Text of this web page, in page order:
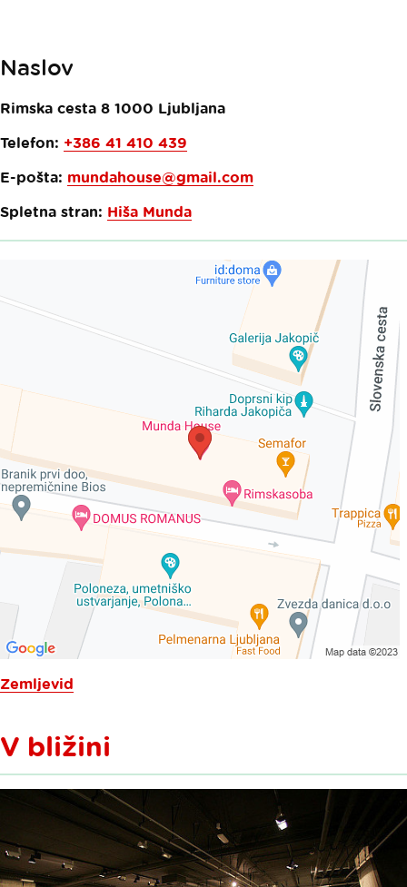
Naslov
Rimska cesta 8 1000 Ljubljana
Telefon: +386 41 410 439
E-pošta: mundahouse@gmail.com
Spletna stran: Hiša Munda
Zemljevid
V bližini